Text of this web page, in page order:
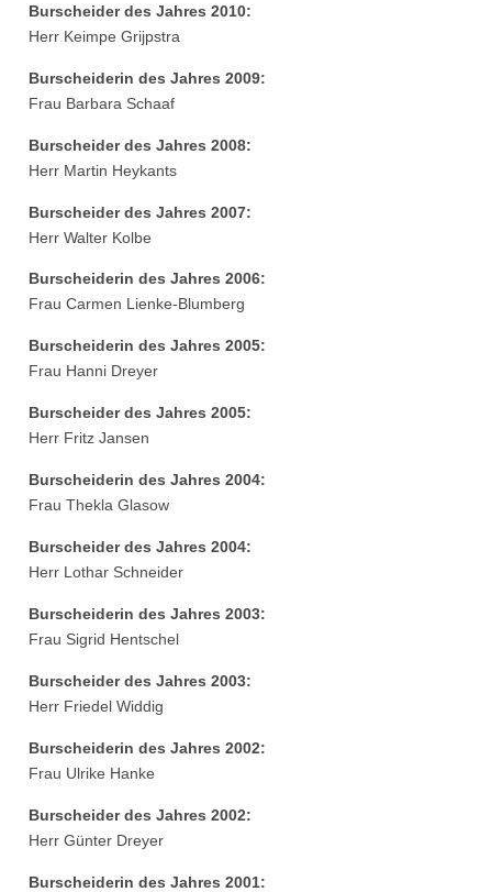
Burscheider des Jahres 2010:
Herr Keimpe Grijpstra
Burscheiderin des Jahres 2009:
Frau Barbara Schaaf
Burscheider des Jahres 2008:
Herr Martin Heykants
Burscheider des Jahres 2007:
Herr Walter Kolbe
Burscheiderin des Jahres 2006:
Frau Carmen Lienke-Blumberg
Burscheiderin des Jahres 2005:
Frau Hanni Dreyer
Burscheider des Jahres 2005:
Herr Fritz Jansen
Burscheiderin des Jahres 2004:
Frau Thekla Glasow
Burscheider des Jahres 2004:
Herr Lothar Schneider
Burscheiderin des Jahres 2003:
Frau Sigrid Hentschel
Burscheider des Jahres 2003:
Herr Friedel Widdig
Burscheiderin des Jahres 2002:
Frau Ulrike Hanke
Burscheider des Jahres 2002:
Herr Günter Dreyer
Burscheiderin des Jahres 2001: